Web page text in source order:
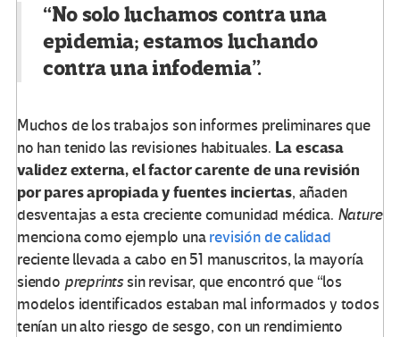
“No solo luchamos contra una
epidemia; estamos luchando
contra una infodemia”.
Muchos de los trabajos son informes preliminares que
no han tenido las revisiones habituales. La escasa
validez externa, el factor carente de una revisión
por pares apropiada y fuentes inciertas, añaden
desventajas a esta creciente comunidad médica. Nature
menciona como ejemplo unarevisión de calidad
reciente llevada a cabo en 51 manuscritos, la mayoría
siendo preprints sin revisar, que encontró que “los
modelos identificados estaban mal informados y todos
tenían un alto riesgo de sesgo, con un rendimiento